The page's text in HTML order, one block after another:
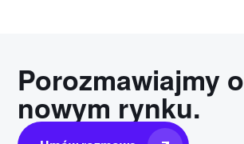
Porozmawiajmy o
nowym rynku.